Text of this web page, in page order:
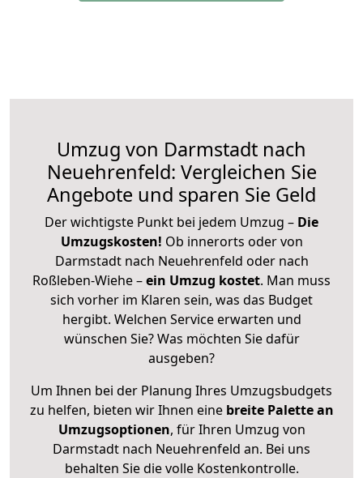
Umzug von Darmstadt nach
Neuehrenfeld: Vergleichen Sie
Angebote und sparen Sie Geld
Der wichtigste Punkt bei jedem Umzug – Die
Umzugskosten! Ob innerorts oder von
Darmstadt nach Neuehrenfeld oder nach
Roßleben-Wiehe –ein Umzug kostet. Man muss
sich vorher im Klaren sein, was das Budget
hergibt. Welchen Service erwarten und
wünschen Sie? Was möchten Sie dafür
ausgeben?
Um Ihnen bei der Planung Ihres Umzugsbudgets
zu helfen, bieten wir Ihnen eine breite Palette an
Umzugsoptionen, für Ihren Umzug von
Darmstadt nach Neuehrenfeld an. Bei uns
behalten Sie die volle Kostenkontrolle.